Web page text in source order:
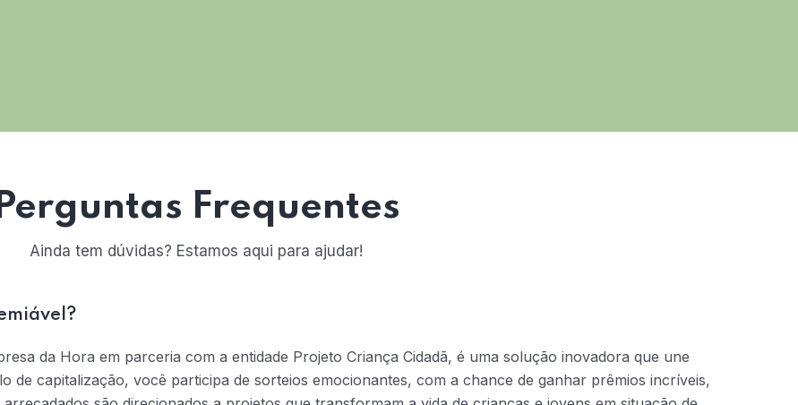
Perguntas Frequentes
Ainda tem dúvidas? Estamos aqui para ajudar!
da Hora em parceria com a entidade Projeto Criança Cidadã, é uma solução inovadora que une
de capitalização, você participa de sorteios emocionantes, com a chance de ganhar prêmios incríveis,